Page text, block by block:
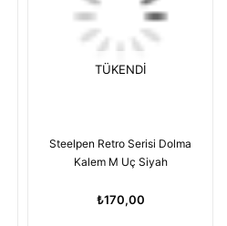
TÜKENDI
Steelpen Retro Serisi Dolma
Kalem M Uç Siyah
₺170,00